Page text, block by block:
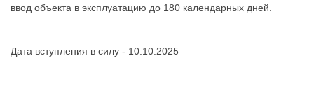
ввод объекта в эксплуатацию до 180 календарных дней.
Дата вступления в силу - 10.10.2025